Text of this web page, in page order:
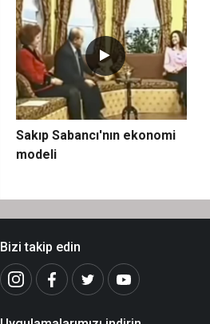
Sakıp Sabancı'nın ekonomi
modeli
Bizi takip edin